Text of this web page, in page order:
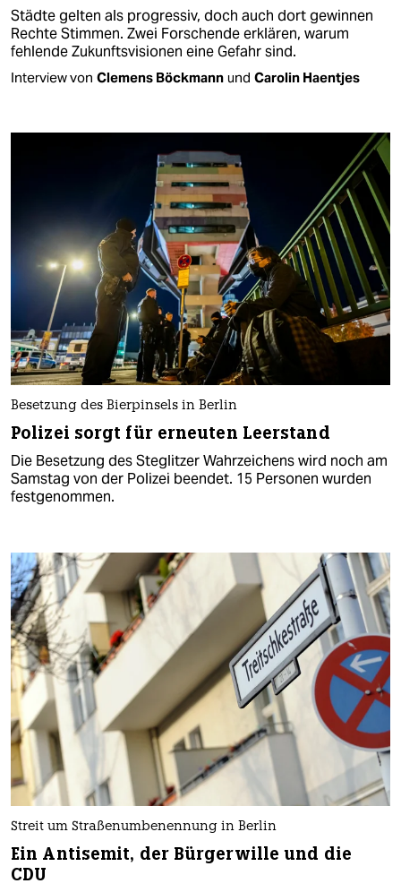
Städte gelten als progressiv, doch auch dort gewinnen
Rechte Stimmen. Zwei Forschende erklären, warum
fehlende Zukunftsvisionen eine Gefahr sind.
Interview von Clemens Böckmann und Carolin Haentjes
Besetzung des Bierpinsels in Berlin
Polizei sorgt für erneuten Leerstand
Die Besetzung des Steglitzer Wahrzeichens wird noch am
Samstag von der Polizei beendet. 15 Personen wurden
festgenommen.
Streit um Straßenumbenennung in Berlin
Ein Antisemit, der Bürgerwille und die
CDU